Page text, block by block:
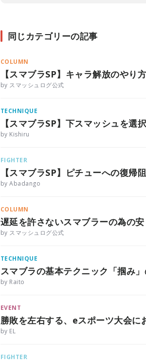
同じカテゴリーの記事
COLUMN
【スマブラSP】キャラ解放のやり
by スマッシュログ公式
TECHNIQUE
【スマブラSP】下スマッシュを選
by Kishiru
FIGHTER
【スマブラSP】ピチューへの復帰
by Abadango
COLUMN
遅延を許さないスマブラーの為の
by スマッシュログ公式
TECHNIQUE
スマブラの基本テクニック「掴み
by Raito
EVENT
勝敗を左右する、eスポーツ大会に
by EL
FIGHTER